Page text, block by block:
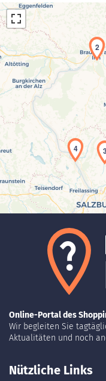
2
4
Online-Portal des
Wir begleiten Sie
Aktualitäten und noch
Nützliche Links